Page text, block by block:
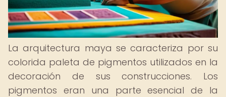
La arquitectura maya se caracteriza por su
colorida paleta de pigmentos utilizados en la
decoración de sus construcciones. Los
pigmentos eran una parte esencial de la